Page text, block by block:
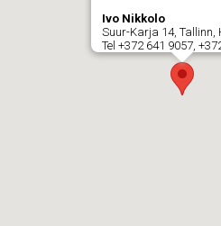
Ivo Nikkolo
Suur-Karja 14, Tallinn,
Tel +372 641 9057,